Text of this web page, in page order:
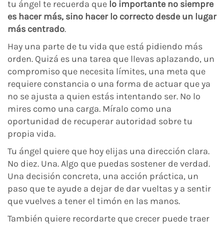
tu ángel te recuerda que lo importante no siempre
es hacer más, sino hacer lo correcto desde un lugar
más centrado.
Hay una parte de tu vida que está pidiendo más
orden. Quizá es una tarea que llevas aplazando, un
compromiso que necesita límites, una meta que
requiere constancia o una forma de actuar que ya
no se ajusta a quien estás intentando ser. No lo
mires como una carga. Míralo como una
oportunidad de recuperar autoridad sobre tu
propia vida.
Tu ángel quiere que hoy elijas una dirección clara.
No diez. Una. Algo que puedas sostener de verdad.
Una decisión concreta, una acción práctica, un
paso que te ayude a dejar de dar vueltas y a sentir
que vuelves a tener el timón en las manos.
También quiere recordarte que crecer puede traer